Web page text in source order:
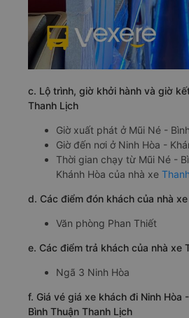
c. Lộ trình, giờ khởi hành và giờ
Thanh Lịch
Giờ xuất phát ở Mũi Né -
Giờ đến nơi ở Ninh Hòa -
Thời gian chạy từ Mũi Né -
Khánh Hòa của nhà xe
d. Các điểm đón khách của nhà
Văn phòng Phan Thiết
e. Các điểm trả khách của nhà xe
Ngã 3 Ninh Hòa
f. Giá vé giá xe khách đi Ninh Hòa
Bình Thuận Thanh Lịch